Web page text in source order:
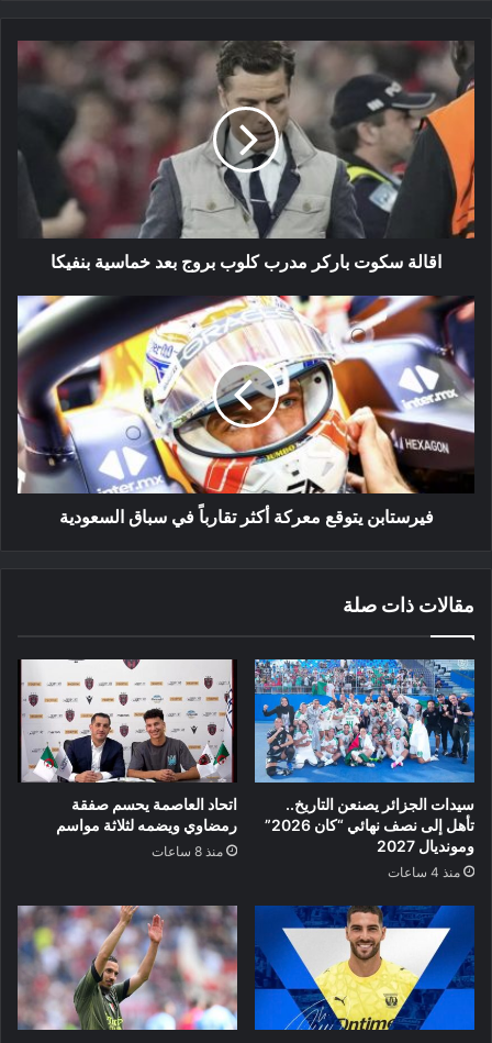
اقالة
سكوت
باركر
كلوب
بروج
بعد
خماسية
بنفيكا
اقالة سكوت باركر مدرب كلوب بروج بعد خماسية بنفيكا
فيرستابن
يتوقع
معركة
أكثر
تقارباً
في
سباق
السعودية
فيرستابن يتوقع معركة أكثر تقارباً في سباق السعودية
مقالات ذات صلة
سيدات الجزائر يصنعن التاريخ..
تأهل إلى نصف نهائي “كان 2026”
ومونديال 2027
منذ 4 ساعات
اتحاد العاصمة يحسم صفقة
رمضاوي ويضمه لثلاثة مواسم
منذ 8 ساعات